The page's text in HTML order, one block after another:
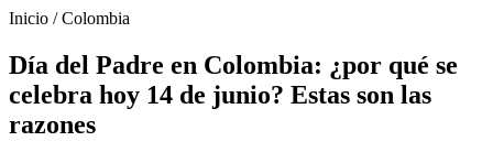
Inicio /Colombia
Día del Padre en Colombia: ¿por qué se
celebra hoy 14 de junio? Estas son las
razones